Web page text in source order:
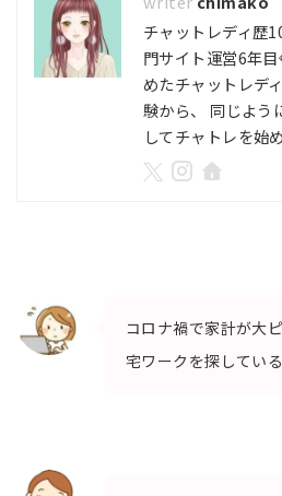
チャットレディ歴
門サイト運営6年
めたチャットレデ
験から、 同じよう
してチャトレを始
コロナ禍で家計が大
宅ワークを探している